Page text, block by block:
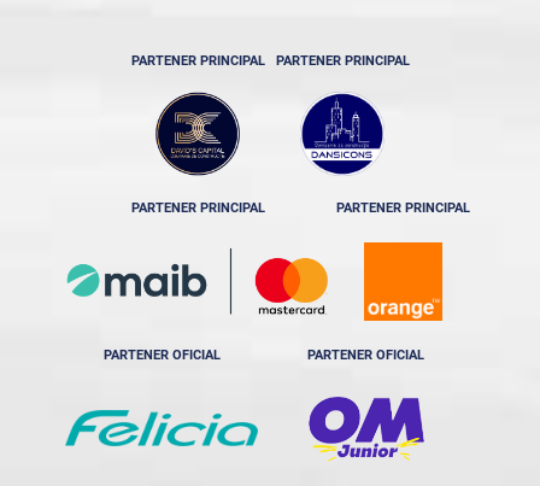
PARTENER PRINCIPAL PARTENER PRINCIPAL
PARTENER PRINCIPAL PARTENER PRINCIPAL
PARTENER OFICIAL PARTENER OFICIAL